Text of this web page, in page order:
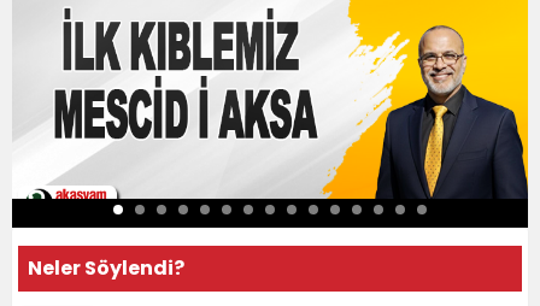
Neler Söylendi?